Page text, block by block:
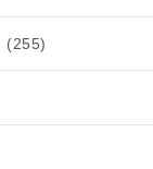
(255)